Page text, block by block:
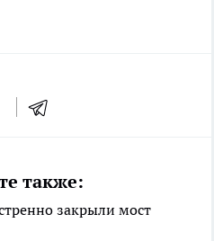
также:
закрыли мост